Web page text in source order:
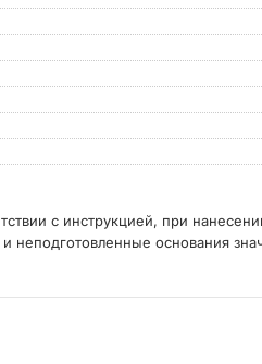
с инструкцией, при
основания